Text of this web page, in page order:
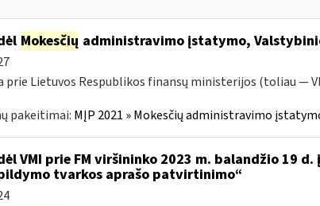
Mokesčių administravimo įstatymo,
prie Lietuvos Respublikos finansų ministerijos (toliau —
pakeitimai: MĮP 2021 » Mokesčių administravimo
VMI prie FM viršininko 2023 m. balandžio 19 d.
tvarkos aprašo patvirtinimo“